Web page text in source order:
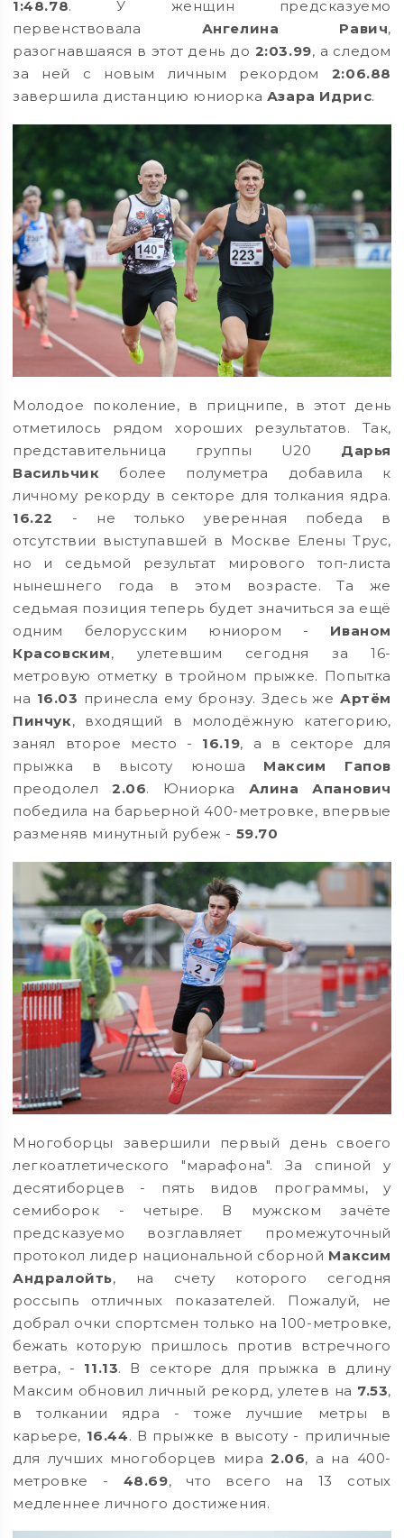
1:48.78. У женщин предсказуемо
первенствовала Ангелина Равич,
разогнавшаяся в этот день до 2:03.99, а следом
за ней с новым личным рекордом 2:06.88
завершила дистанцию юниорка Азара Идрис.
Молодое поколение, в прицнипе, в этот день
отметилось рядом хороших результатов. Так,
представительница группы U20 Дарья
Васильчик более полуметра добавила к
личному рекорду в секторе для толкания ядра.
16.22
- не только уверенная победа в
отсутствии выступавшей в Москве Елены Трус,
но и седьмой результат мирового топ-листа
нынешнего года в этом возрасте. Та же
седьмая позиция теперь будет значиться за ещё
одним белорусским юниором - Иваном
Красовским, улетевшим сегодня за 16-
метровую отметку в тройном прыжке. Попытка
на 16.03 принесла ему бронзу. Здесь же Артём
Пинчук, входящий в молодёжную категорию,
занял второе место - 16.19, а в секторе для
прыжка в высоту юноша Максим Гапов
преодолел2.06. Юниорка Алина Апанович
победила на барьерной 400-метровке, впервые
разменяв минутный рубеж - 59.70
Многоборцы завершили первый день своего
легкоатлетического "марафона". За спиной у
десятиборцев - пять видов программы, у
семиборок - четыре. В мужском зачёте
предсказуемо возглавляет промежуточный
протокол лидер национальной сборной Максим
Андралойть, на счету которого сегодня
россыпь отличных показателей. Пожалуй, не
добрал очки спортсмен только на 100-метровке,
бежать которую пришлось против встречного
ветра, - 11.13. В секторе для прыжка в длину
Максим обновил личный рекорд, улетев на 7.53,
в толкании ядра - тоже лучшие метры в
карьере, 16.44. В прыжке в высоту - приличные
для лучших многоборцев мира2.06, а на 400-
метровке - 48.69, что всего на 13 сотых
медленнее личного достижения.